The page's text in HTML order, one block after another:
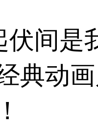
伏间是
典动